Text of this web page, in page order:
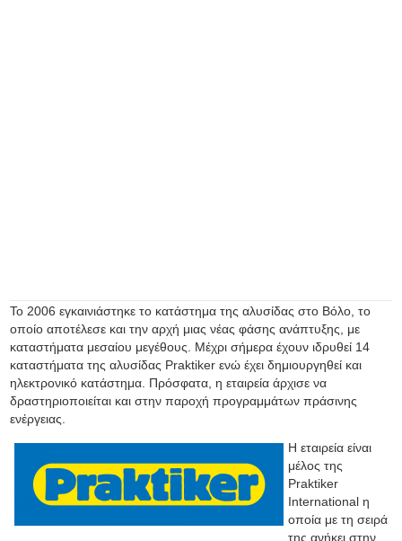
Το 2006 εγκαινιάστηκε το κατάστημα της αλυσίδας στο Βόλο, το
οποίο αποτέλεσε και την αρχή μιας νέας φάσης ανάπτυξης, με
καταστήματα μεσαίου μεγέθους. Μέχρι σήμερα έχουν ιδρυθεί 14
καταστήματα της αλυσίδας Praktiker ενώ έχει δημιουργηθεί και
ηλεκτρονικό κατάστημα. Πρόσφατα, η εταιρεία άρχισε να
δραστηριοποιείται και στην παροχή προγραμμάτων πράσινης
ενέργειας.
Η εταιρεία είναι
μέλος της
Praktiker
International η
οποία με τη σειρά
της ανήκει στην